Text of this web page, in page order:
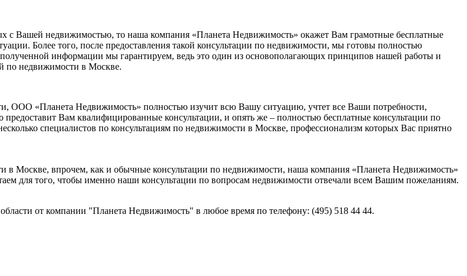
с Вашей недвижимостью, то наша компания «Планета Недвижимость» окажет Вам грамотные бесплатные
Более того, после предоставления такой консультации по недвижимости, мы готовы полностью
информации мы гарантируем, ведь это один из основополагающих принципов нашей работы и
по недвижимости в Москве.
ООО «Планета Недвижимость» полностью изучит всю Вашу ситуацию, учтет все Ваши потребности,
Вам квалифицированные консультации, и опять же – полностью бесплатные консультации по
специалистов по консультациям по недвижимости в Москве, профессионализм которых Вас приятно
в Москве, впрочем, как и обычные консультации по недвижимости, наша компания «Планета Недвижимость»
для того, чтобы именно наши консультации по вопросам недвижимости отвечали всем Вашим пожеланиям.
от компании "Планета Недвижимость" в любое время по телефону: (495) 518 44 44.